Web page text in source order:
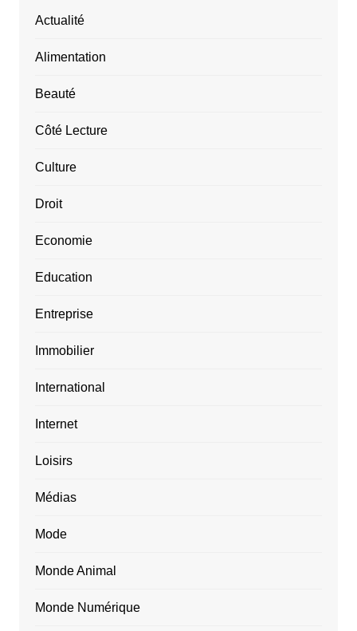
Actualité
Alimentation
Beauté
Côté Lecture
Culture
Droit
Economie
Education
Entreprise
Immobilier
International
Internet
Loisirs
Médias
Mode
Monde Animal
Monde Numérique